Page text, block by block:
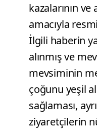
kazalarının
amacıyla
İlgili haberin
alınmış ve
mevsiminin
çoğunu yeşil
sağlaması,
ziyaretçilerin